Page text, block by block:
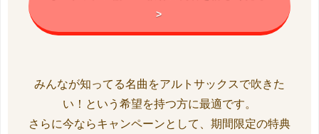
>
みんなが知ってる名曲をアルトサックスで吹きた
い！という希望を持つ方に最適です。
さらに今ならキャンペーンとして、期間限定の特典